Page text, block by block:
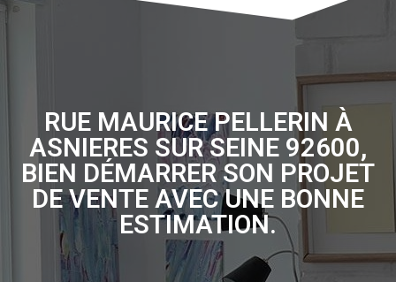
RUE MAURICE PELLERIN À
ASNIERES SUR SEINE 92600,
BIEN DÉMARRER SON PROJET
DE VENTE AVEC UNE BONNE
ESTIMATION.